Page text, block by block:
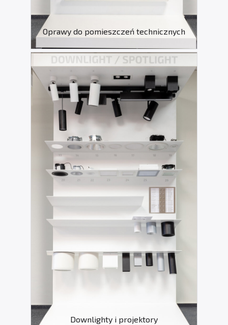
Oprawy do pomieszczeń technicznych
Downlighty i projektory